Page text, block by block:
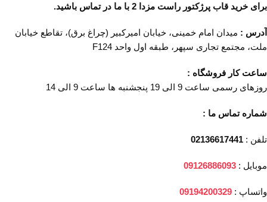
برای خرید قاب پرژکتور راست مزدا 2 با ما در تماس باشید.
آدرس : میدان امام خمینی، خیابان امیرکبیر (چراغ برق)، تقاطع خیابان
ملت، مجتمع تجاری سپهر، طبقه اول واحد F124
ساعت کار فروشگاه :
روزهای رسمی ساعت 9 الی 19 پنجشنبه ها ساعت 9 الی 14
شماره تماس ما :
تلفن : 02136617441
موبایل : 09126886093
واتساپ : 09194200329